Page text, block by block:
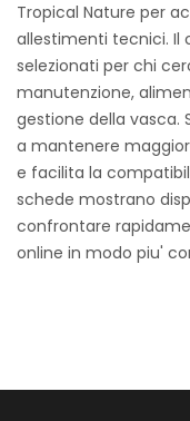
Tropical Nature per
allestimenti tecnici. Il
selezionati per chi
manutenzione,
gestione della vasca.
a mantenere
e facilita la
schede mostrano
confrontare
online in modo piu'